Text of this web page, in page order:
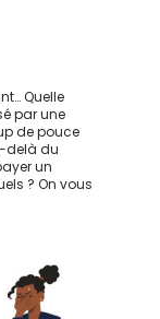
Quelle
par une
de pouce
delà du
un
? On vous